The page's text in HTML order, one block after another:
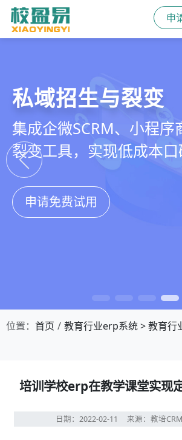
申
教培行业CRM
以学员为中心，打通从引
教学到复购转介绍的全
引擎
申请免费试用
智能销售漏斗
线索自动分配、标准化跟
化分析，打造高绩效招生
申请免费试用
精细化客户运营
360°学员画像、自动化服
能续费预警，深度挖掘
申请免费试用
私域招生与裂变
集成企微SCRM、小程序
裂变工具，实现低成本
申请免费试用
位置： 首页 教育行业erp系统>教育行
培训学校erp在教学课堂实现
日期：2022-02-11 来源：教培